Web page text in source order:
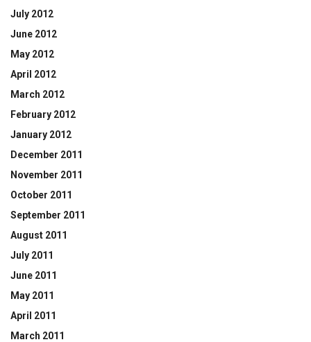
July 2012
June 2012
May 2012
April 2012
March 2012
February 2012
January 2012
December 2011
November 2011
October 2011
September 2011
August 2011
July 2011
June 2011
May 2011
April 2011
March 2011